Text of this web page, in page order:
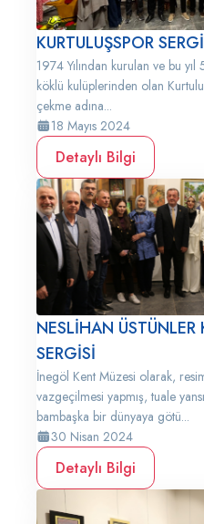
KURTULUŞSPOR
1974 Yılından kurulan ve bu yıl
köklü kulüplerinden olan
çekme adına...
18 Mayıs 2024
Detaylı Bilgi
NESLİHAN ÜSTÜNLER
SERGİSİ
İnegöl Kent Müzesi olarak,
vazgeçilmesi yapmış, tuale
bambaşka bir dünyaya götü...
30 Nisan 2024
Detaylı Bilgi